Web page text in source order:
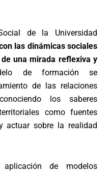
de la Universidad
las dinámicas sociales
una mirada reflexiva y
de formación se
de las relaciones
los saberes
como fuentes
actuar sobre la realidad
de modelos